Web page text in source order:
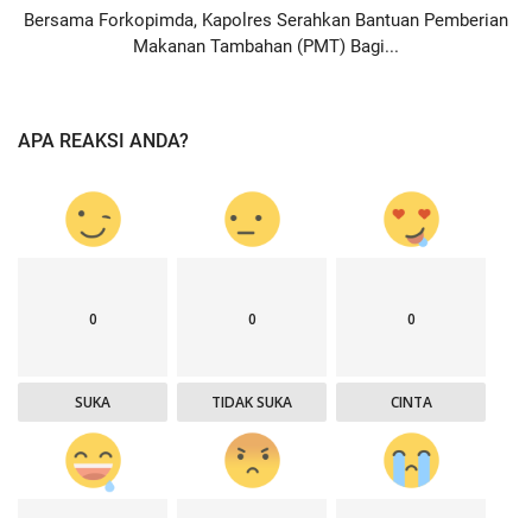
Bersama Forkopimda, Kapolres Serahkan Bantuan Pemberian
Makanan Tambahan (PMT) Bagi...
APA REAKSI ANDA?
0
SUKA
0
TIDAK SUKA
0
CINTA